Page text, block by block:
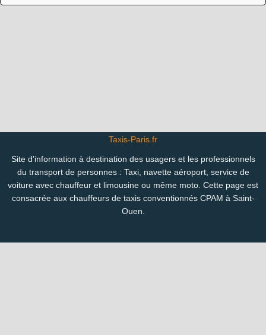
Taxis-Paris.fr
Site d'information à destination des usagers et les professionnels
du transport de personnes : Taxi, navette aéroport, service de
voiture avec chauffeur et limousine ou même moto. Cette page est
consacrée aux chauffeurs de taxis conventionnés CPAM à Saint-
Ouen.